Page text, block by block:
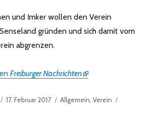
und Imker wollen den Verein
gründen und sich damit vom
abgrenzen.
Freiburger Nachrichten
Veröffentlicht
17. Februar 2017 Kategorien
Allgemein ,Verein